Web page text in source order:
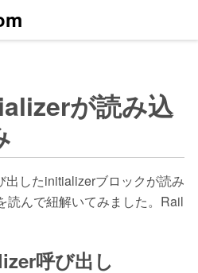
が読み込
したinitializerブロックが読み
読んで紐解いてみました。Rail
呼び出し